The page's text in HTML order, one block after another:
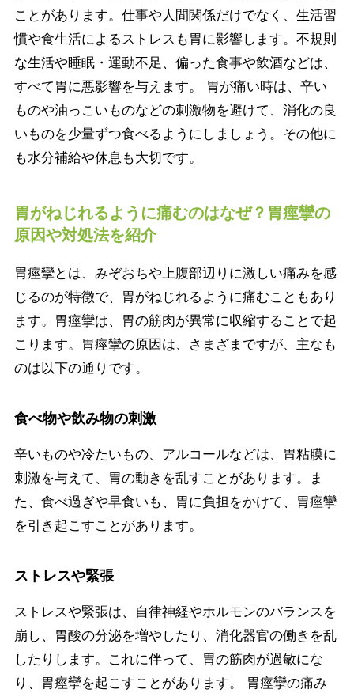
ことがあります。仕事や人間関係だけでなく、生活習
慣や食生活によるストレスも胃に影響します。不規則
な生活や睡眠・運動不足、偏った食事や飲酒などは、
すべて胃に悪影響を与えます。 胃が痛い時は、辛い
ものや油っこいものなどの刺激物を避けて、消化の良
いものを少量ずつ食べるようにしましょう。その他に
も水分補給や休息も大切です。
胃がねじれるように痛むのはなぜ？胃痙攣の
原因や対処法を紹介
胃痙攣とは、みぞおちや上腹部辺りに激しい痛みを感
じるのが特徴で、胃がねじれるように痛むこともあり
ます。胃痙攣は、胃の筋肉が異常に収縮することで起
こります。胃痙攣の原因は、さまざまですが、主なも
のは以下の通りです。
食べ物や飲み物の刺激
辛いものや冷たいもの、アルコールなどは、胃粘膜に
刺激を与えて、胃の動きを乱すことがあります。ま
た、食べ過ぎや早食いも、胃に負担をかけて、胃痙攣
を引き起こすことがあります。
ストレスや緊張
ストレスや緊張は、自律神経やホルモンのバランスを
崩し、胃酸の分泌を増やしたり、消化器官の働きを乱
したりします。これに伴って、胃の筋肉が過敏にな
り、胃痙攣を起こすことがあります。 胃痙攣の痛み